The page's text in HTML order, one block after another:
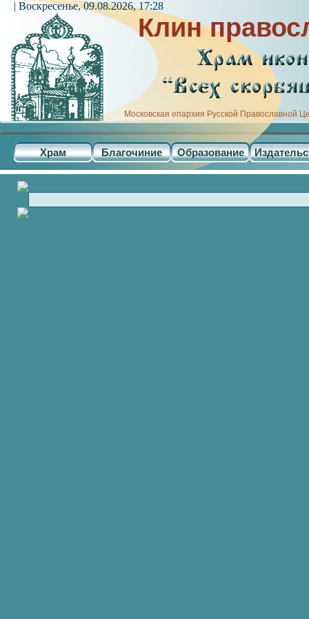
Клин
Московская епархия Русской Православной
Храм Благочиние Образование
| Воскресенье, 09.08.2026, 17:28